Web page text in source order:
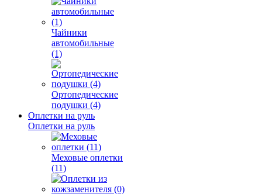
Чайники
автомобильные
(1)
Ортопедические
подушки (4)
Оплетки на руль
Оплетки на руль
Меховые оплетки
(11)